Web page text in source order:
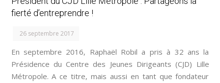
fierté d’entreprendre !
26 septembre 2017
En septembre 2016, Raphaël Robil a pris à 32 ans la
Présidence du Centre des Jeunes Dirigeants (CJD) Lille
Métropole. A ce titre, mais aussi en tant que fondateur